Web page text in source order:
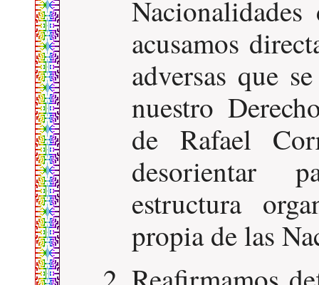
acusamos
adversas que
nuestro
de Rafael
desorientar
estructura
propia de las